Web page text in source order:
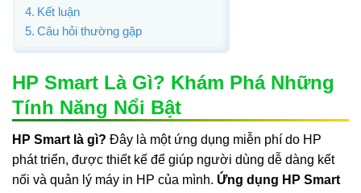
Kết luận
Câu hỏi thường gặp
HP Smart Là Gì? Khám Phá Những
Tính Năng Nổi Bật
HP Smart là gì? Đây là một ứng dụng miễn phí do HP
phát triển, được thiết kế để giúp người dùng dễ dàng kết
nối và quản lý máy in HP của mình. Ứng dụng HP Smart